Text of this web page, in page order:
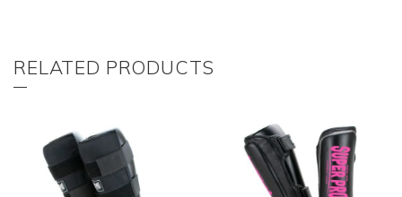
RELATED PRODUCTS